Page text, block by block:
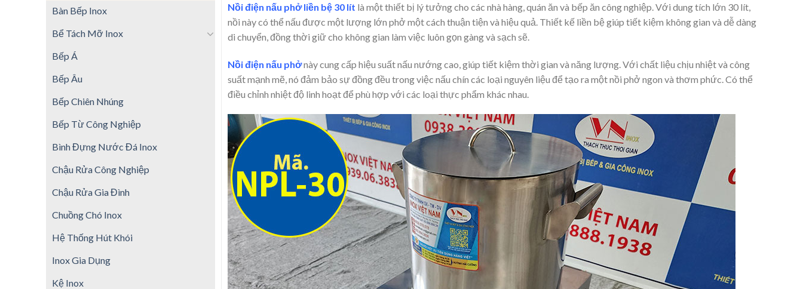
Bàn Bếp Inox
Bể Tách Mỡ Inox
Bếp Á
Bếp Âu
Bếp Chiên Nhúng
Bếp Từ Công Nghiệp
Bình Đựng Nước Đá Inox
Chậu Rửa Công Nghiệp
Chậu Rửa Gia Đình
Chuồng Chó Inox
Hệ Thống Hút Khói
Inox Gia Dụng
Kệ Inox
Nồi điện nấu phở liền bệ 30 lít là một thiết bị lý tưởng cho các nhà hàng, quán ăn và bếp ăn công nghiệp. Với dung tích lớn 30 lít,
nồi này có thể nấu được một lượng lớn phở một cách thuận tiện và hiệu quả. Thiết kế liền bệ giúp tiết kiệm không gian và dễ dàng
di chuyển, đồng thời giữ cho không gian làm việc luôn gọn gàng và sạch sẽ.
Nồi điện nấu phởnày cung cấp hiệu suất nấu nướng cao, giúp tiết kiệm thời gian và năng lượng. Với chất liệu chịu nhiệt và công
suất mạnh mẽ, nó đảm bảo sự đồng đều trong việc nấu chín các loại nguyên liệu để tạo ra một nồi phở ngon và thơm phức. Có thể
điều chỉnh nhiệt độ linh hoạt để phù hợp với các loại thực phẩm khác nhau.